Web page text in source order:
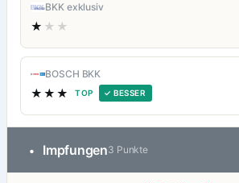
BKK exklusiv
★ ★★
BOSCH BKK
★★★ TOP ✓ BESSER
• Impfungen3 Punkte